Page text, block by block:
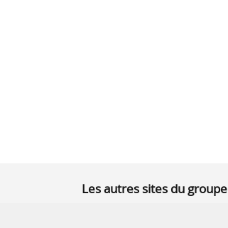
Les autres sites du groupe